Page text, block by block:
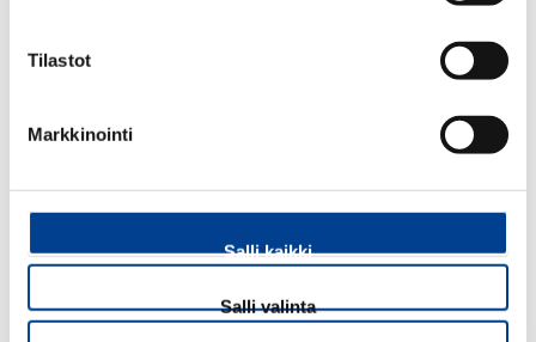
Tilastot
Markkinointi
Salli kaikki
Salli valinta
Värikoodi K51, Grey.
Nissan maalikyniä
40,40€